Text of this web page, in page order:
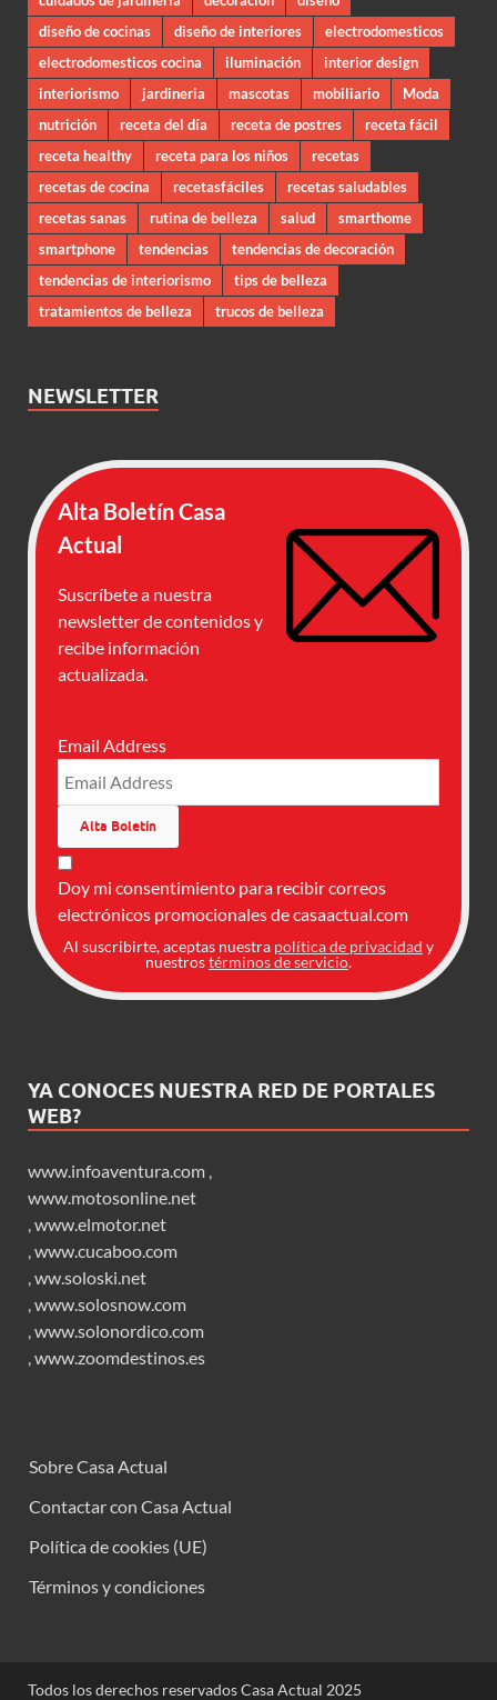
diseño de cocinas
diseño de interiores
electrodomesticos
electrodomesticos cocina
iluminación
interior design
interiorismo
jardineria mascotas mobiliario
Moda
nutrición
receta del día receta de postres
receta fácil
receta healthy
receta para los niños
recetas
recetas de cocina
recetasfáciles
recetas saludables
recetas sanas
rutina de belleza salud
smarthome
smartphone
tendencias
tendencias de decoración
tendencias de interiorismo
tips de belleza
tratamientos de belleza
trucos de belleza
NEWSLETTER
Alta Boletín Casa
Actual
Suscríbete a nuestra
newsletter de contenidos y
recibe información
actualizada.
Email Address
Doy mi consentimiento para recibir correos
electrónicos promocionales de casaactual.com
Al suscribirte, aceptas nuestra política de privacidad y
nuestrostérminos de servicio.
YA CONOCES NUESTRA RED DE PORTALES
WEB?
www.infoaventura.com
www.motosonline.net
www.elmotor.net
www.cucaboo.com
ww.soloski.net
www.solosnow.com
www.solonordico.com
www.zoomdestinos.es
Sobre Casa Actual
Contactar con Casa Actual
Política de cookies (UE)
Términos y condiciones
Todos los derechos reservados Casa Actual 2025